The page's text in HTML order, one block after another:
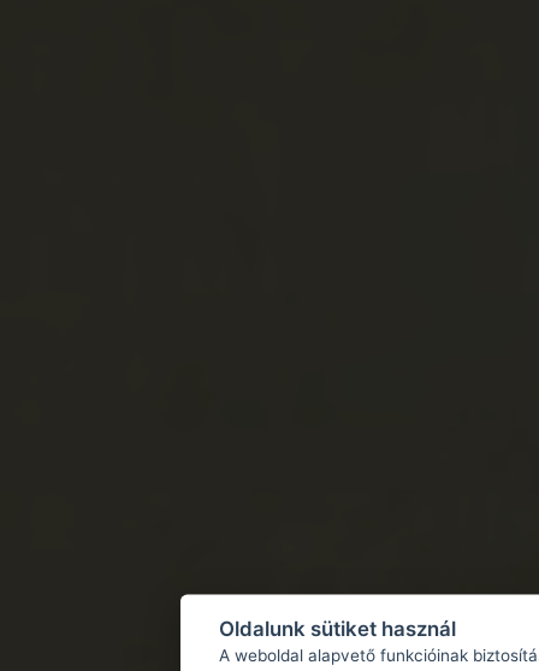
Oldalunk sütiket használ
A weboldal alapvető funkcióinak